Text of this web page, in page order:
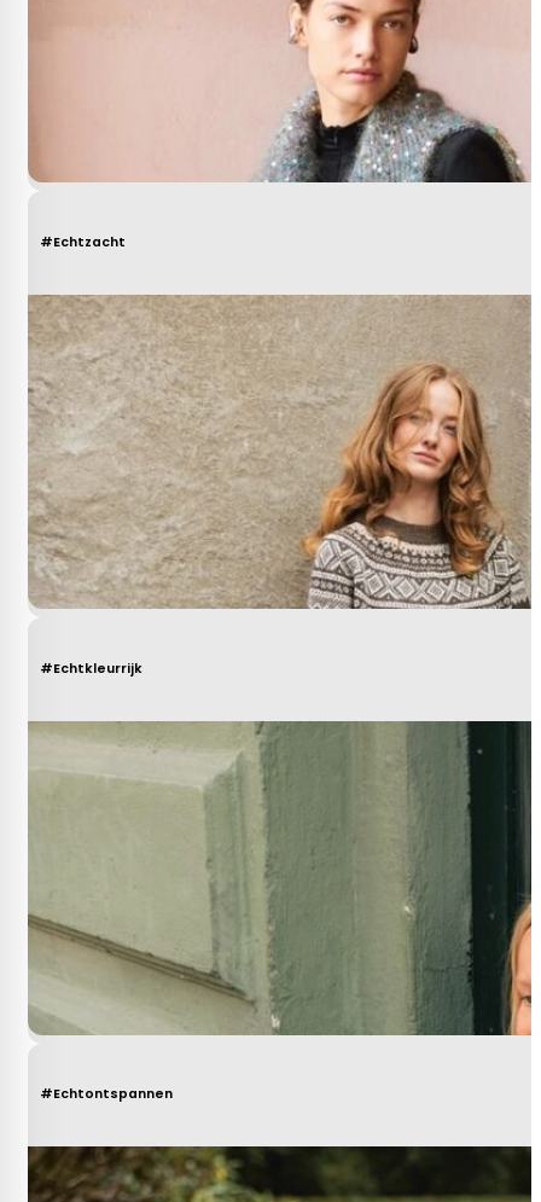
#Echtzacht
#Echtkleurrijk
#Echtontspannen